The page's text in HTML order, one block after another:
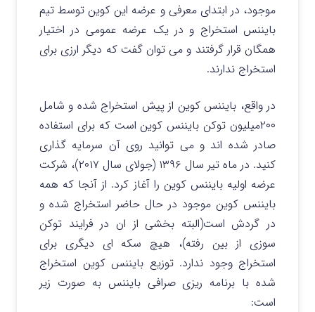
موجود، در ابتدای معرفی و عرضه این کوین توسط تیم
بایننس استخراج و در یک عرضه عمومی در اختیار
همگان قرار گرفتند و می توان گفت که دیگر ارزی برای
استخراج ندارند.
در واقع، بایننس کوین از پیش استخراج شده و شامل
۲۰۰میلیون توکن بایننس کوین است که برای استفاده
صادر شده اند و می توانید روی آن سرمایه گذاری
کنید. در ماه تیر سال ۱۳۹۶ (جولای سال ۲۰۱۷)، شرکت
عرضه اولیه بایننس کوین را آغاز کرد. از آنجا که همه
بایننس کوین موجود در حال حاضر استخراج شده و
در گردش است(البته بخشی از ان در فرایند توکن
سوزی از بین رفته)، هیچ سکه ای دیگری برای
استخراج وجود ندارد. توزیع بایننس کوین استخراج
شده با برنامه ریزی صرافی بایننس به صورت زیر
است: